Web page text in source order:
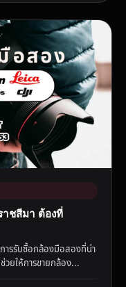
าชสีมา ต้องที่
ารรับซื้อกล้องมือสองที่น่า
วยให้การขายกล้อง...